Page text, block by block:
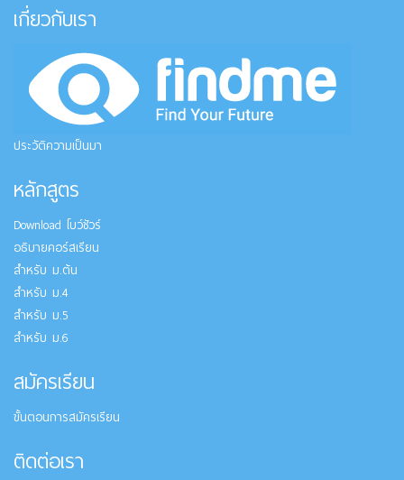
เกี่ยวกับเรา
ประวัติความเป็นมา
หลักสูตร
Download โบว์ชัวร์
อธิบายคอร์สเรียน
สำหรับ ม.ต้น
สำหรับ ม.4
สำหรับ ม.5
สำหรับ ม.6
สมัครเรียน
ขั้นตอนการสมัครเรียน
ติดต่อเรา